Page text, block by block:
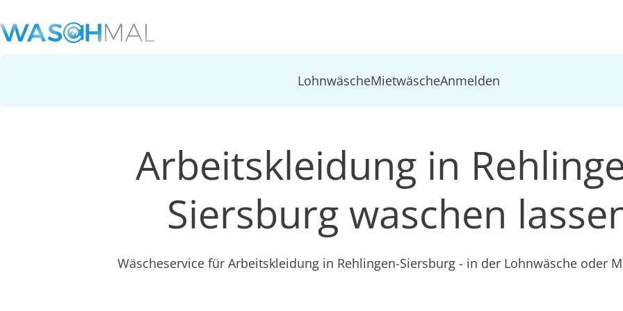
LohnwäscheMietwäscheAnmelden
Arbeitskleidung in
Siersburg waschen
Wäscheservice für Arbeitskleidung in Rehlingen-Siersburg - in der Lohnwäsche oder